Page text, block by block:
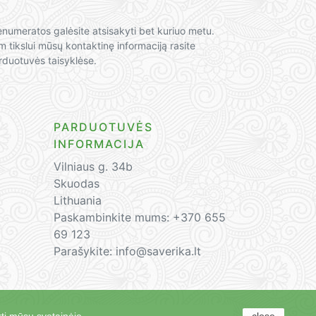
galėsite atsisakyti bet kuriuo metu.
tikslui mūsų kontaktinę informaciją rasite
taisyklėse.
PARDUOTUVĖS
INFORMACIJA
Vilniaus g. 34b
Skuodas
Lithuania
Paskambinkite mums: +370 655
69 123
Parašykite: info@saverika.lt